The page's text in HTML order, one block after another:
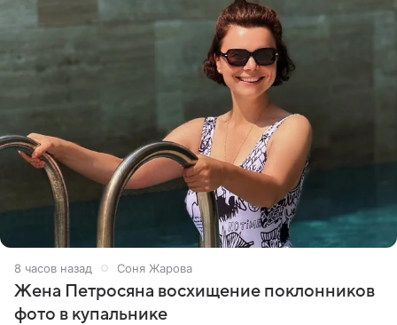
8 часов назад Соня Жарова
Жена Петросяна восхищение поклонников
фото в купальнике